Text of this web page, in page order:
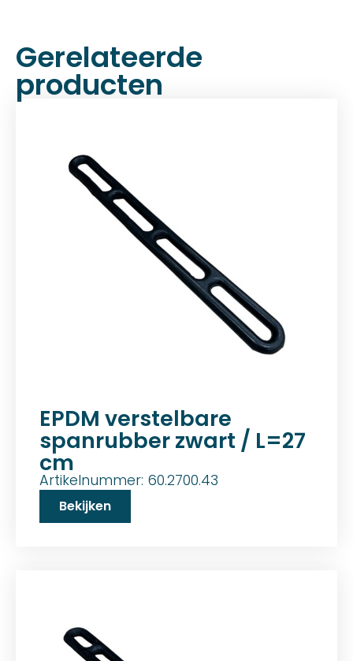
Gerelateerde
producten
EPDM verstelbare
spanrubber zwart / L=27
cm
Artikelnummer: 60.2700.43
Bekijken